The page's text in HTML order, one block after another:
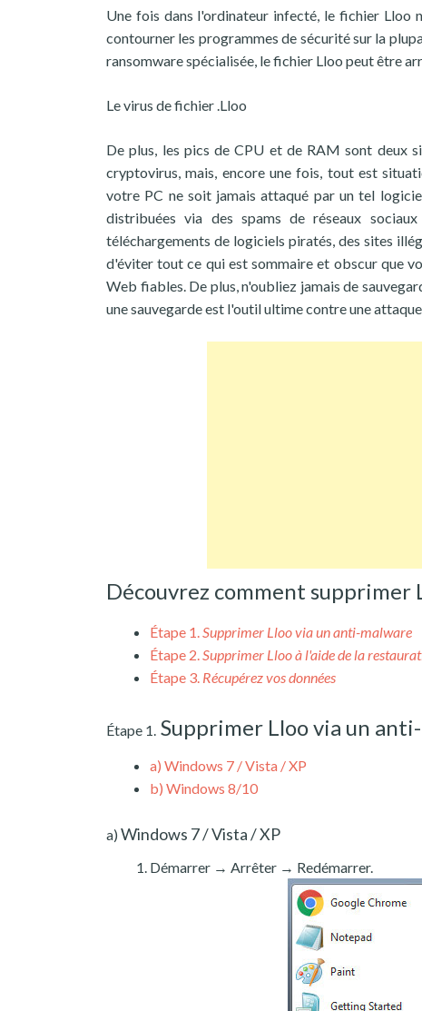
Une fois dans l'ordinateur infecté, le fichier Lloo
contourner les programmes de sécurité sur la
ransomware spécialisée, le fichier Lloo peut être
Le virus de fichier .Lloo
De plus, les pics de CPU et de RAM sont deux
cryptovirus, mais, encore une fois, tout est
votre PC ne soit jamais attaqué par un tel
distribuées via des spams de réseaux
téléchargements de logiciels piratés, des sites
d'éviter tout ce qui est sommaire et obscur que
Web fiables. De plus, n'oubliez jamais de
une sauvegarde est l'outil ultime contre une
Découvrez comment
Étape 1.Supprimer Lloo via un anti-malware
Étape 2.Supprimer Lloo à l'aide de la
Étape 3. Récupérez vos données
Étape 1. Supprimer Lloo via un
a) Windows 7 / Vista / XP
b) Windows 8/10
a) Windows 7 / Vista / XP
Démarrer → Arrêter → Redémarrer.